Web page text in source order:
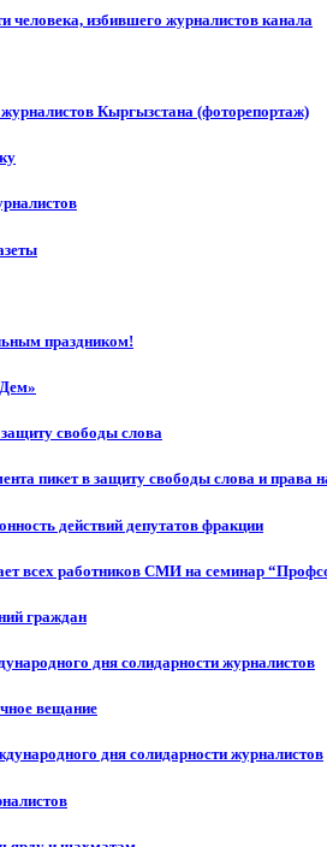
человека, избившего журналистов канала
Кыргызстана (фоторепортаж)
праздником!
свободы слова
пикет в защиту свободы слова и права
действий депутатов фракции
всех работников СМИ на семинар
граждан
дня солидарности журналистов
вещание
дня солидарности журналистов